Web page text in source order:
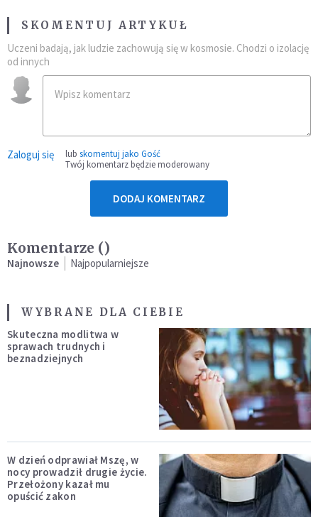
SKOMENTUJ ARTYKUŁ
Uczeni badają, jak ludzie zachowują się w kosmosie. Chodzi o izolację
od innych
Zaloguj się lub skomentuj jako Gość
Twój komentarz będzie moderowany
DODAJ KOMENTARZ
Komentarze ()
Najnowsze Najpopularniejsze
WYBRANE DLA CIEBIE
Skuteczna modlitwa w
sprawach trudnych i
beznadziejnych
W dzień odprawiał Mszę, w
nocy prowadził drugie życie.
Przełożony kazał mu
opuścić zakon